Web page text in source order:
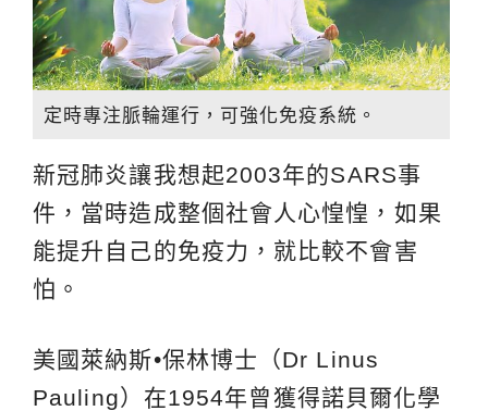
定時專注脈輪運行，可強化免疫系統。
新冠肺炎讓我想起2003年的SARS事
件，當時造成整個社會人心惶惶，如果
能提升自己的免疫力，就比較不會害
怕。
美國萊納斯•保林博士（Dr Linus
Pauling）在1954年曾獲得諾貝爾化學